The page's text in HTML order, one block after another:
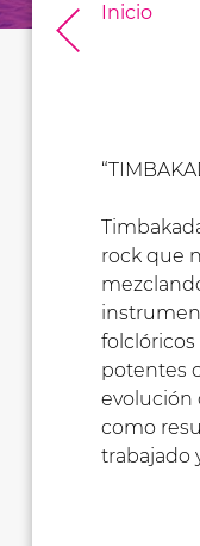
Inicio
rock que
potentes
evolución
como
trabajado